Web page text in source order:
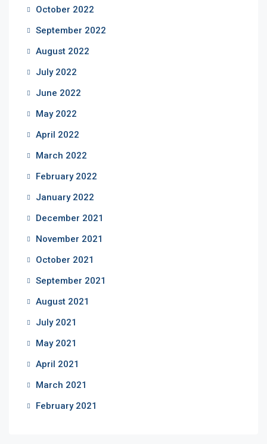
October 2022
September 2022
August 2022
July 2022
June 2022
May 2022
April 2022
March 2022
February 2022
January 2022
December 2021
November 2021
October 2021
September 2021
August 2021
July 2021
May 2021
April 2021
March 2021
February 2021